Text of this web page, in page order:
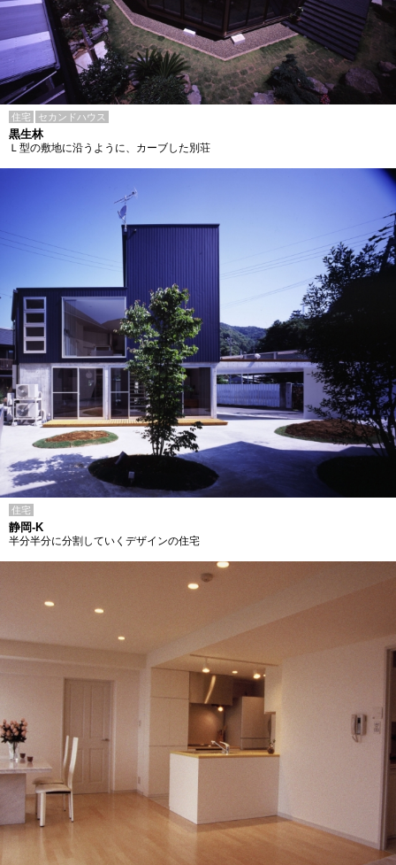
住宅 セカンドハウス
黒生林
Ｌ型の敷地に沿うように、カーブした別荘
住宅
静岡-K
半分半分に分割していくデザインの住宅